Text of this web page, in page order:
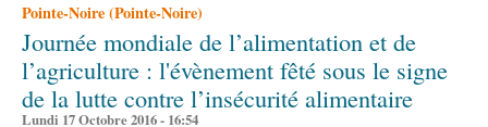
Pointe-Noire (Pointe-Noire)
Journée mondiale de l’alimentation et de
l’agriculture : l'évènement fêté sous le signe
de la lutte contre l’insécurité alimentaire
Lundi 17 Octobre 2016 - 16:54